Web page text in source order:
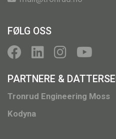
FØLG OSS
PARTNERE &
Tronrud Engineering Moss
Kodyna